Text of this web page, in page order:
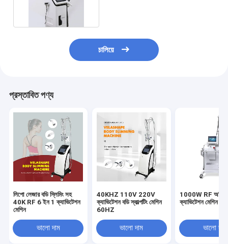
চালিয়ে
প্রস্তাবিত পণ্য
লিপো লেজার বডি স্লিমিং সহ
40K RF 6 ইন 1 ক্যাভিটেশন
মেশিন
ভালো দাম
40KHZ 110V 220V
ক্যাভিটেশন বডি স্কাল্পটিং মেশিন
60HZ
ভালো দাম
1000W RF
ক্যাভিটেশন মেশিন
ভালো দাম